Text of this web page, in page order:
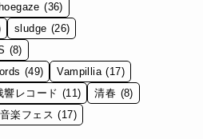
(36)
sludge (26)
(8)
(49) Vampillia (17)
響レコード (11) 清春 (8)
音楽フェス (17)